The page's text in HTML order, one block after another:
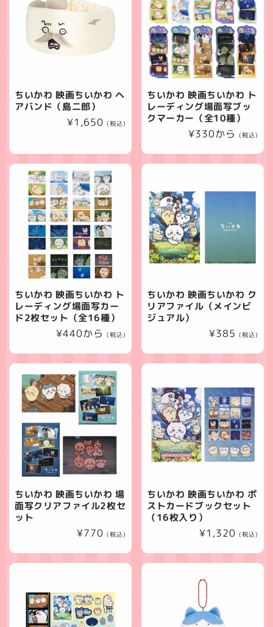
ちいかわ 映画ちいかわ ヘ
アバンド（島二郎）
通
格
¥1,650 (税込)
ちいかわ 映画ちいかわ ト
レーディング場面写ブッ
クマーカー（全10種）
通
価
¥330から (税込)
ちいかわ 映画ちいかわ ト
レーディング場面写カー
ド2枚セット（全16種）
通
価
格
¥440から (税込)
ちいかわ 映画ちいかわ ク
リアファイル（メインビ
ジュアル）
通
価
¥385 (税込)
ちいかわ 映画ちいかわ 場
面写クリアファイル2枚セ
ット
通
価
¥770 (税込)
ちいかわ 映画ちいかわ ポ
ストカードブックセット
（16枚入り）
通
価
¥1,320 (税込)